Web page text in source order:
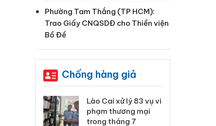
Phường Tam Thắng (TP HCM):
Trao Giấy CNQSDĐ cho Thiền viện
Bồ Đề
Chống hàng giả
Lào Cai xử lý 83 vụ vi
phạm thương mại
trong tháng 7